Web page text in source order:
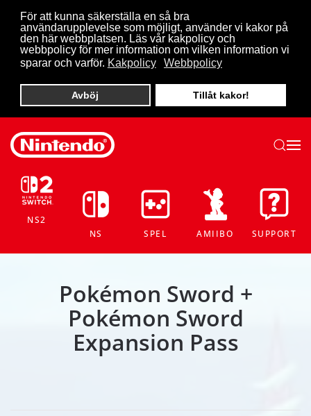
För att kunna säkerställa en så bra
användarupplevelse som möjligt, använder vi kakor på
den här webbplatsen. Läs vår kakpolicy och
webbpolicy för mer information om vilken information vi
sparar och varför. Kakpolicy Webbpolicy
Avböj Tillåt kakor!
Skip to main content
NS2
NS
SPEL AMIIBO SUPPORT
Pokémon Sword +
Pokémon Sword
Expansion Pass